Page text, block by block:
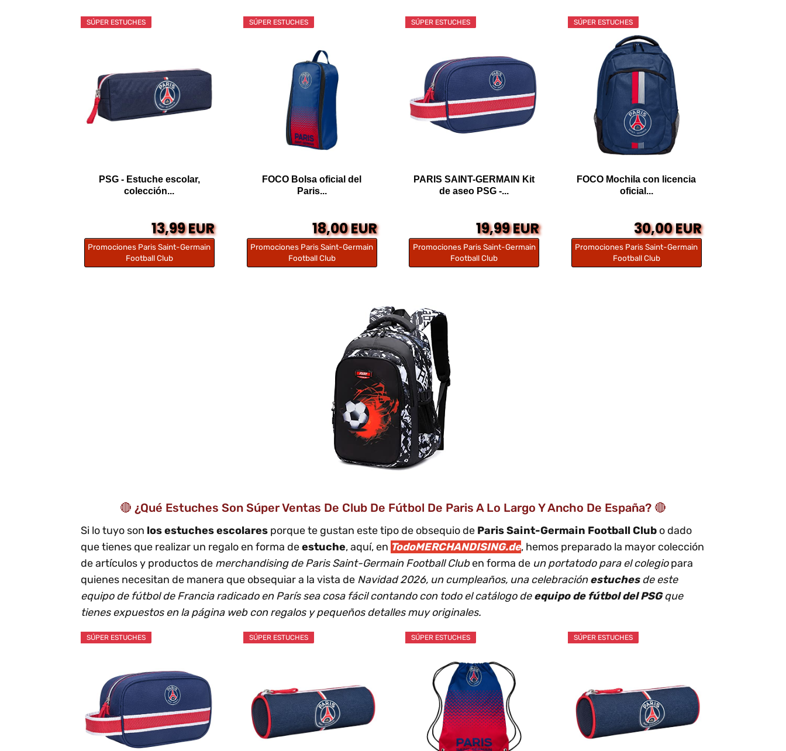
SÚPER ESTUCHES
PSG - Estuche escolar,
colección...
13,99 EUR
Promociones Paris Saint-Germain
Football Club
SÚPER ESTUCHES
FOCO Bolsa oficial del
Paris...
18,00 EUR
Promociones Paris Saint-Germain
Football Club
SÚPER ESTUCHES
PARIS SAINT-GERMAIN Kit
de aseo PSG -...
19,99 EUR
Promociones Paris Saint-Germain
Football Club
SÚPER ESTUCHES
FOCO Mochila con licencia
oficial...
30,00 EUR
Promociones Paris Saint-Germain
Football Club
🔴 ¿Qué Estuches Son Súper Ventas De Club De Fútbol De Paris A Lo Largo Y Ancho De España? 🔴
Si lo tuyo son los estuches escolares porque te gustan este tipo de obsequio de Paris Saint-Germain Football Club o dado
que tienes que realizar un regalo en forma deestuche, aquí, en TodoMERCHANDISING.de, hemos preparado la mayor colección
de artículos y productos de merchandising de Paris Saint-Germain Football Cluben forma de un portatodo para el colegiopara
quienes necesitan de manera que obsequiar a la vista de Navidad 2026, un cumpleaños, una celebraciónestuchesde este
equipo de fútbol de Francia radicado en París sea cosa fácil contando con todo el catálogo deequipo de fútbol del PSGque
tienes expuestos en la página web con regalos y pequeños detalles muy originales.
SÚPER ESTUCHES SÚPER ESTUCHES SÚPER ESTUCHES SÚPER ESTUCHES